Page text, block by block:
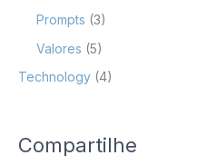
Prompts (3)
Valores (5)
Technology (4)
Compartilhe